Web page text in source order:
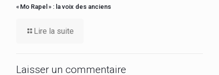
« Mo Rapel » : la voix des anciens
Lire la suite
Laisser un commentaire